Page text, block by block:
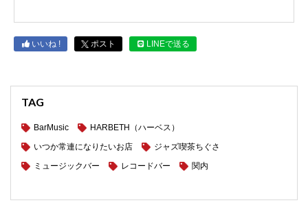
いいね ! ポスト LINEで送る
TAG
BarMusic
HARBETH（ハーベス）
いつか常連になりたいお店
ジャズ喫茶ちぐさ
ミュージックバー
レコードバー 関内